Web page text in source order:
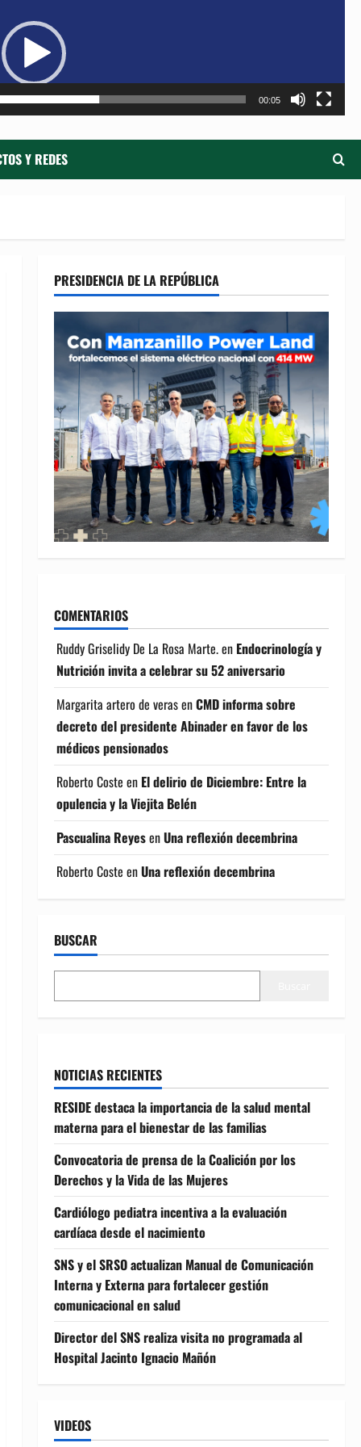
00:05
Y REDES
PRESIDENCIA DE LA REPÚBLICA
COMENTARIOS
Ruddy Griselidy De La Rosa Marte.en Endocrinología y
Nutrición invita a celebrar su 52 aniversario
Margarita artero de verasenCMD informa sobre
decreto del presidente Abinader en favor de los
médicos pensionados
Roberto Coste en El delirio de Diciembre: Entre la
opulencia y la Viejita Belén
Pascualina ReyesenUna reflexión decembrina
Roberto Coste enUna reflexión decembrina
BUSCAR
NOTICIAS RECIENTES
RESIDE destaca la importancia de la salud mental
materna para el bienestar de las familias
Convocatoria de prensa de la Coalición por los
Derechos y la Vida de las Mujeres
Cardiólogo pediatra incentiva a la evaluación
cardíaca desde el nacimiento
SNS y el SRSO actualizan Manual de Comunicación
Interna y Externa para fortalecer gestión
comunicacional en salud
Director del SNS realiza visita no programada al
Hospital Jacinto Ignacio Mañón
VIDEOS